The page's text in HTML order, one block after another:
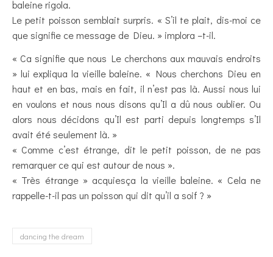
baleine rigola.
Le petit poisson semblait surpris. « S’il te plait, dis-moi ce
que signifie ce message de Dieu. » implora –t-il.
« Ca signifie que nous Le cherchons aux mauvais endroits
» lui expliqua la vieille baleine. « Nous cherchons Dieu en
haut et en bas, mais en fait, il n’est pas là. Aussi nous lui
en voulons et nous nous disons qu’Il a dû nous oublier. Ou
alors nous décidons qu’Il est parti depuis longtemps s’Il
avait été seulement là. »
« Comme c’est étrange, dit le petit poisson, de ne pas
remarquer ce qui est autour de nous ».
« Très étrange » acquiesça la vieille baleine. « Cela ne
rappelle-t-il pas un poisson qui dit qu’il a soif ? »
dancing the dream